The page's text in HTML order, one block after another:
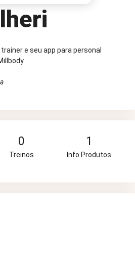
e seu app para personal
0
Treinos
1
Info Produtos